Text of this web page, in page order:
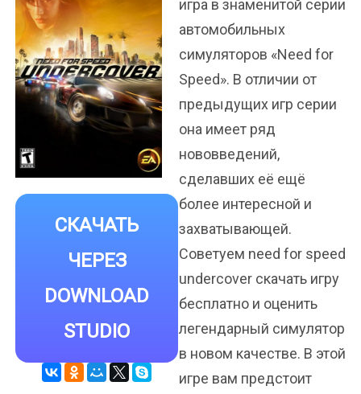
СКАЧАТЬ
ЧЕРЕЗ
DOWNLOAD
STUDIO
игра в знаменитой серии
автомобильных
симуляторов «Need for
Speed». В отличии от
предыдущих игр серии
она имеет ряд
нововведений,
сделавших её ещё
более интересной и
захватывающей.
Советуем need for speed
undercover скачать игру
бесплатно и оценить
легендарный симулятор
в новом качестве. В этой
игре вам предстоит